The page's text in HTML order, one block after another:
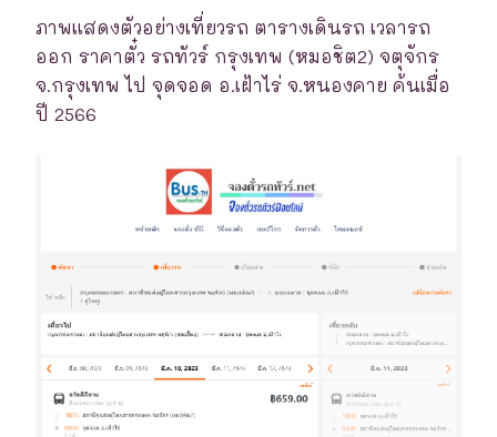
ภาพแสดงตัวอย่างเที่ยวรถ ตารางเดินรถ เวลารถ
ออก ราคาตั๋ว รถทัวร์ กรุงเทพ (หมอชิต2) จตุจักร
จ.กรุงเทพ ไป จุดจอด อ.เฝ้าไร่ จ.หนองคาย ค้นเมื่อ
ปี 2566